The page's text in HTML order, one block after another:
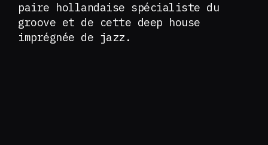
paire hollandaise spécialiste du
groove et de cette deep house
imprégnée de jazz.